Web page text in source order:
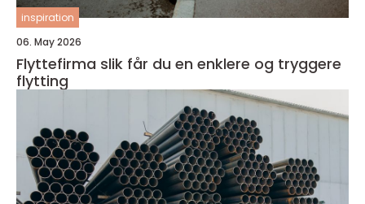
inspiration
06. May 2026
Flyttefirma slik får du en enklere og tryggere
flytting